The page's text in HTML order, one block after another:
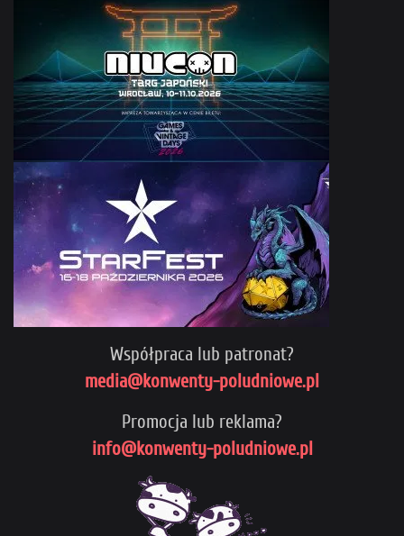
Współpraca lub patronat?
media@konwenty-poludniowe.pl
Promocja lub reklama?
info@konwenty-poludniowe.pl